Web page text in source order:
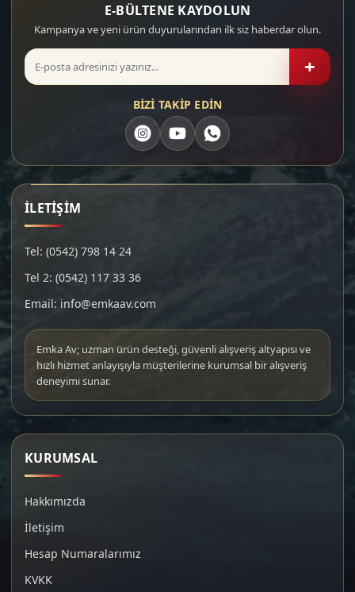
E-BÜLTENE KAYDOLUN
Kampanya ve yeni ürün duyurularından ilk siz haberdar olun.
+
BİZİ TAKİP EDİN
İLETİŞİM
Tel: (0542) 798 14 24
Tel 2: (0542) 117 33 36
Email: info@emkaav.com
Emka Av; uzman ürün desteği, güvenli alışveriş altyapısı ve
hızlı hizmet anlayışıyla müşterilerine kurumsal bir alışveriş
deneyimi sunar.
KURUMSAL
Hakkımızda
İletişim
Hesap Numaralarımız
KVKK